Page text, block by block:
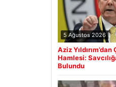
5 Ağustos 2026
Aziz
Hamlesi:
Bulundu